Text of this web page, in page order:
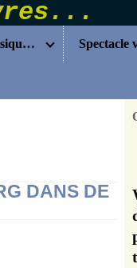
Festival (cinéma, musique...) Spectacle
DANS DE